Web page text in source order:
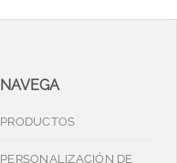
NAVEGA
PRODUCTOS
PERSONALIZACIÓN DE